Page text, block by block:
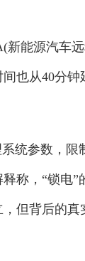
能源汽车远
也从40分
统参数，限
称，“锁电
但背后的